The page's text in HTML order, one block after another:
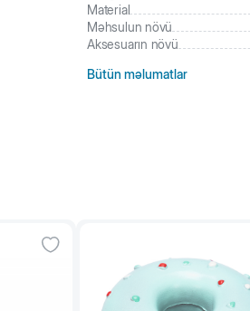
Material
Məhsulun növü
Aksesuarın növü
Bütün məlumatlar